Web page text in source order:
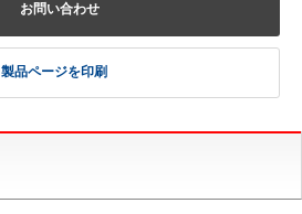
お問い合わせ
製品ページを印刷